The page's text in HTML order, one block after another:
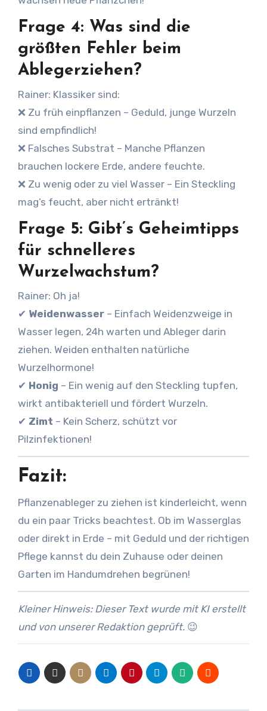
Frage 4: Was sind die
größten Fehler beim
Ablegerziehen?
Rainer: Klassiker sind:
❌ Zu früh einpflanzen – Geduld, junge Wurzeln
sind empfindlich!
❌ Falsches Substrat – Manche Pflanzen
brauchen lockere Erde, andere feuchte.
❌ Zu wenig oder zu viel Wasser – Ein Steckling
mag’s feucht, aber nicht ertränkt!
Frage 5: Gibt’s Geheimtipps
für schnelleres
Wurzelwachstum?
Rainer: Oh ja!
✔ Weidenwasser– Einfach Weidenzweige in
Wasser legen, 24h warten und Ableger darin
ziehen. Weiden enthalten natürliche
Wurzelhormone!
✔ Honig – Ein wenig auf den Steckling tupfen,
wirkt antibakteriell und fördert Wurzeln.
✔ Zimt – Kein Scherz, schützt vor
Pilzinfektionen!
Fazit:
Pflanzenableger zu ziehen ist kinderleicht, wenn
du ein paar Tricks beachtest. Ob im Wasserglas
oder direkt in Erde – mit Geduld und der richtigen
Pflege kannst du dein Zuhause oder deinen
Garten im Handumdrehen begrünen!
Kleiner Hinweis: Dieser Text wurde mit KI erstellt
und von unserer Redaktion geprüft.😉